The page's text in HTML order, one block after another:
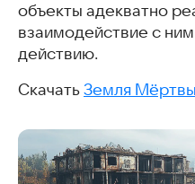
объекты адекватно
взаимодействие с
действию.
Скачать Земля